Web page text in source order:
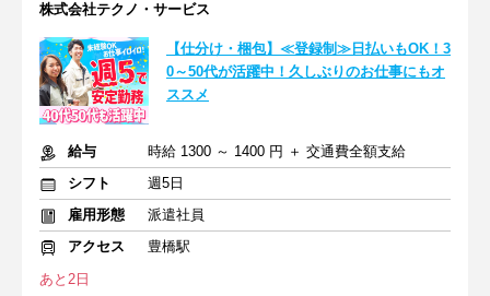
株式会社テクノ・サービス
【仕分け・梱包】≪登録制≫日払いもOK！3
0～50代が活躍中！久しぶりのお仕事にもオ
ススメ
給与
時給 1300 ～ 1400 円 ＋ 交通費全額支給
シフト
週5日
雇用形態
派遣社員
アクセス
豊橋駅
あと2日